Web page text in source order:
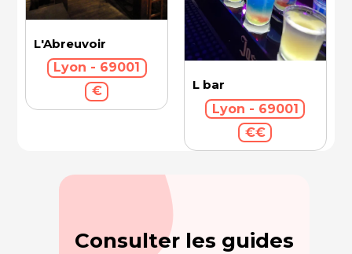
L'Abreuvoir
Lyon - 69001
€
L bar
Lyon - 69001
€€
Consulter les guides